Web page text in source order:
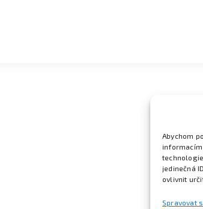
Abychom
informacím
jedinečná
ovlivnit
Spravovat